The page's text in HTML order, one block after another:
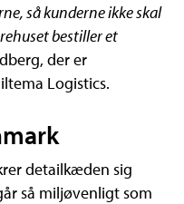
så kunderne ikke skal
bestiller et
der er
Logistics.
detailkæden sig
så miljøvenligt som